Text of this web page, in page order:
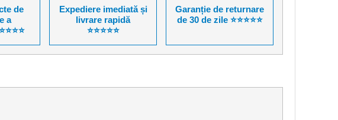
de
a
Expediere imediată și
livrare rapidă
⭐⭐⭐⭐⭐
Garanție de returnare
de 30 de zile ⭐⭐⭐⭐⭐